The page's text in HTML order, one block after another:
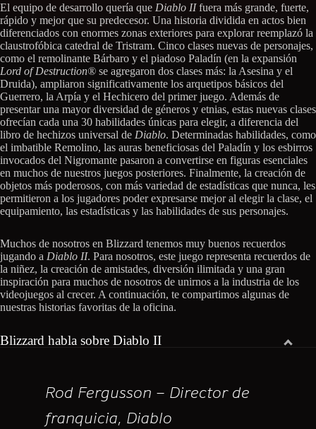
El equipo de desarrollo quería que Diablo IIfuera más grande, fuerte,
rápido y mejor que su predecesor. Una historia dividida en actos bien
diferenciados con enormes zonas exteriores para explorar reemplazó la
claustrofóbica catedral de Tristram. Cinco clases nuevas de personajes,
como el remolinante Bárbaro y el piadoso Paladín (en la expansión
Lord of Destruction® se agregaron dos clases más: la Asesina y el
Druida), ampliaron significativamente los arquetipos básicos del
Guerrero, la Arpía y el Hechicero del primer juego. Además de
presentar una mayor diversidad de géneros y etnias, estas nuevas clases
ofrecían cada una 30 habilidades únicas para elegir, a diferencia del
libro de hechizos universal de Diablo. Determinadas habilidades, como
el imbatible Remolino, las auras beneficiosas del Paladín y los esbirros
invocados del Nigromante pasaron a convertirse en figuras esenciales
en muchos de nuestros juegos posteriores. Finalmente, la creación de
objetos más poderosos, con más variedad de estadísticas que nunca, les
permitieron a los jugadores poder expresarse mejor al elegir la clase, el
equipamiento, las estadísticas y las habilidades de sus personajes.
Muchos de nosotros en Blizzard tenemos muy buenos recuerdos
jugando a Diablo II. Para nosotros, este juego representa recuerdos de
la niñez, la creación de amistades, diversión ilimitada y una gran
inspiración para muchos de nosotros de unirnos a la industria de los
videojuegos al crecer. A continuación, te compartimos algunas de
nuestras historias favoritas de la oficina.
Blizzard habla sobre Diablo II
Rod Fergusson – Director de
franquicia, Diablo